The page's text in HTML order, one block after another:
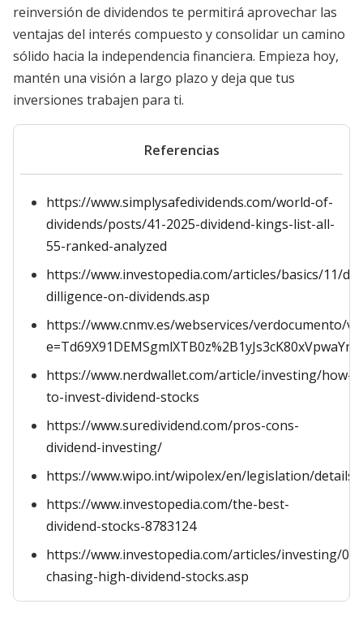
reinversión de dividendos te permitirá aprovechar las
ventajas del interés compuesto y consolidar un camino
sólido hacia la independencia financiera. Empieza hoy,
mantén una visión a largo plazo y deja que tus
inversiones trabajen para ti.
Referencias
https://www.simplysafedividends.com/world-of-
dividends/posts/41-2025-dividend-kings-list-all-
55-ranked-analyzed
https://www.investopedia.com/articles/basics/11/
dilligence-on-dividends.asp
https://www.cnmv.es/webservices/verdocumento/
https://www.nerdwallet.com/article/investing/how-
to-invest-dividend-stocks
https://www.suredividend.com/pros-cons-
dividend-investing/
https://www.wipo.int/wipolex/en/legislation/details/
https://www.investopedia.com/the-best-
dividend-stocks-8783124
https://www.investopedia.com/articles/investing/
chasing-high-dividend-stocks.asp